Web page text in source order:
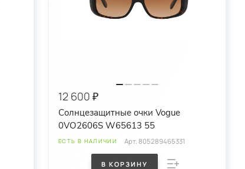
12 600 ₽
Солнцезащитные очки Vogue
0VO2606S W65613 55
ЕСТЬ В НАЛИЧИИ Арт.805289465331
В КОРЗИНУ